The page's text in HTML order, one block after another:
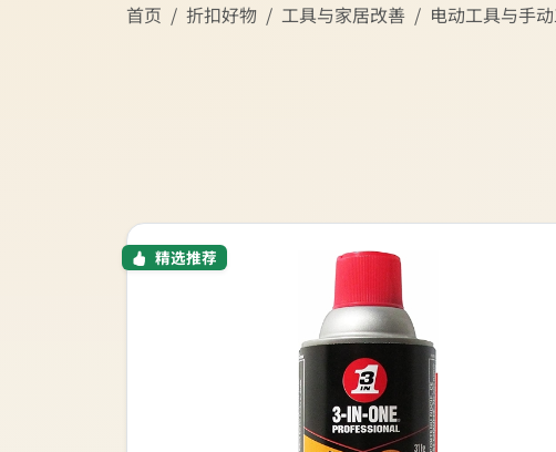
首页 折扣好物 工具与家居改善 电动工具与手
精选推荐